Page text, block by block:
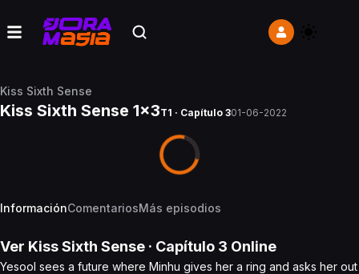
Kiss Sixth Sense
Kiss Sixth Sense 1x3T1 · Capítulo 301-06-2022
InformaciónComentariosMás episodios
Ver Kiss Sixth Sense · Capítulo 3 Online
Yesool sees a future where Minhu gives her a ring and asks her out